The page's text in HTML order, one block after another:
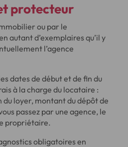
protecteur
ou par le
autant d’exemplaires qu’il y
l’agence
dates de début et de fin du
à la charge du locataire :
loyer, montant du dépôt de
passez par une agence, le
propriétaire.
obligatoires en